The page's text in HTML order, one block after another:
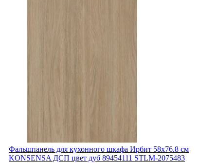
Фальшпанель для кухонного шкафа Ирбит 58x76.8 см
KONSENSA ДСП цвет дуб 89454111 STLM-2075483